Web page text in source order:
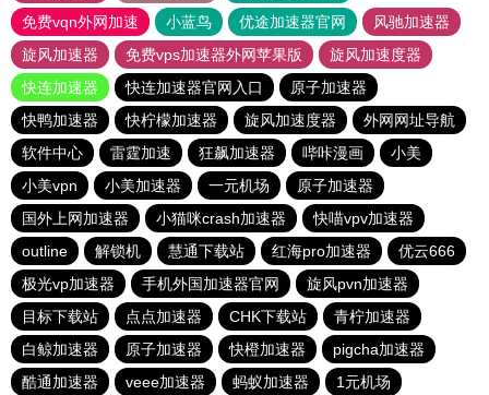
免费vqn外网加速
小蓝鸟 优途加速器官网
风驰加速器
旋风加速器
免费vps加速器外网苹果版
旋风加速度器
快连加速器
快连加速器官网入口
原子加速器
快鸭加速器
快柠檬加速器 旋风加速度器
外网网址导航
软件中心
雷霆加速 狂飙加速器 哔咔漫画
小美
小美vpn
小美加速器 一元机场
原子加速器
国外上网加速器
小猫咪crash加速器
快喵vpv加速器
outline
解锁机 慧通下载站 红海pro加速器
优云666
极光vp加速器
手机外国加速器官网
旋风pvn加速器
目标下载站
点点加速器 CHK下载站
青柠加速器
白鲸加速器
原子加速器 快橙加速器
pigcha加速器
酷通加速器
veee加速器 蚂蚁加速器 1元机场